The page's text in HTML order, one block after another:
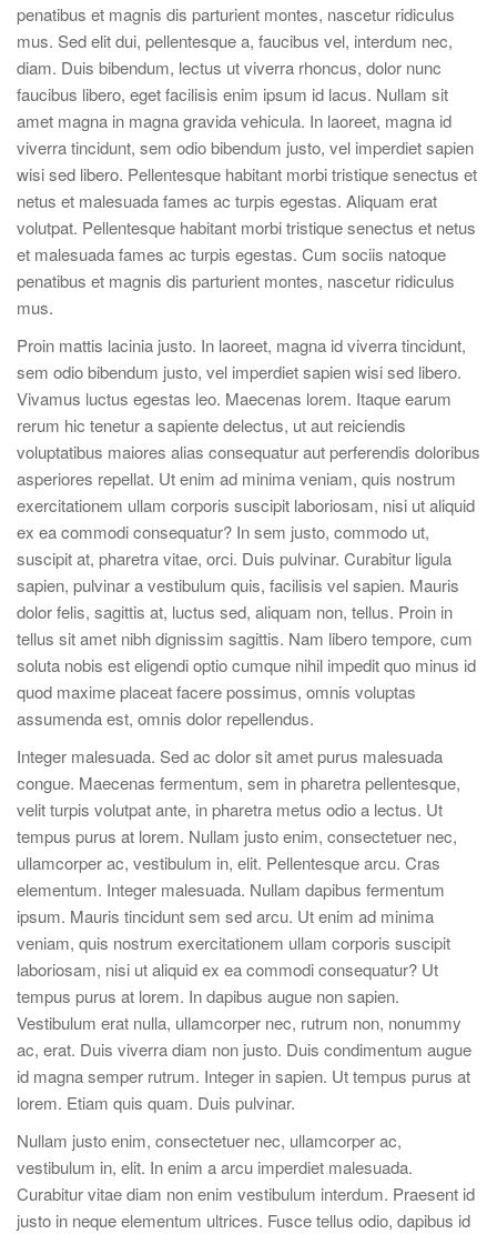
penatibus et magnis dis parturient montes, nascetur ridiculus
mus. Sed elit dui, pellentesque a, faucibus vel, interdum nec,
diam. Duis bibendum, lectus ut viverra rhoncus, dolor nunc
faucibus libero, eget facilisis enim ipsum id lacus. Nullam sit
amet magna in magna gravida vehicula. In laoreet, magna id
viverra tincidunt, sem odio bibendum justo, vel imperdiet sapien
wisi sed libero. Pellentesque habitant morbi tristique senectus et
netus et malesuada fames ac turpis egestas. Aliquam erat
volutpat. Pellentesque habitant morbi tristique senectus et netus
et malesuada fames ac turpis egestas. Cum sociis natoque
penatibus et magnis dis parturient montes, nascetur ridiculus
mus.
Proin mattis lacinia justo. In laoreet, magna id viverra tincidunt,
sem odio bibendum justo, vel imperdiet sapien wisi sed libero.
Vivamus luctus egestas leo. Maecenas lorem. Itaque earum
rerum hic tenetur a sapiente delectus, ut aut reiciendis
voluptatibus maiores alias consequatur aut perferendis doloribus
asperiores repellat. Ut enim ad minima veniam, quis nostrum
exercitationem ullam corporis suscipit laboriosam, nisi ut aliquid
ex ea commodi consequatur? In sem justo, commodo ut,
suscipit at, pharetra vitae, orci. Duis pulvinar. Curabitur ligula
sapien, pulvinar a vestibulum quis, facilisis vel sapien. Mauris
dolor felis, sagittis at, luctus sed, aliquam non, tellus. Proin in
tellus sit amet nibh dignissim sagittis. Nam libero tempore, cum
soluta nobis est eligendi optio cumque nihil impedit quo minus id
quod maxime placeat facere possimus, omnis voluptas
assumenda est, omnis dolor repellendus.
Integer malesuada. Sed ac dolor sit amet purus malesuada
congue. Maecenas fermentum, sem in pharetra pellentesque,
velit turpis volutpat ante, in pharetra metus odio a lectus. Ut
tempus purus at lorem. Nullam justo enim, consectetuer nec,
ullamcorper ac, vestibulum in, elit. Pellentesque arcu. Cras
elementum. Integer malesuada. Nullam dapibus fermentum
ipsum. Mauris tincidunt sem sed arcu. Ut enim ad minima
veniam, quis nostrum exercitationem ullam corporis suscipit
laboriosam, nisi ut aliquid ex ea commodi consequatur? Ut
tempus purus at lorem. In dapibus augue non sapien.
Vestibulum erat nulla, ullamcorper nec, rutrum non, nonummy
ac, erat. Duis viverra diam non justo. Duis condimentum augue
id magna semper rutrum. Integer in sapien. Ut tempus purus at
lorem. Etiam quis quam. Duis pulvinar.
Nullam justo enim, consectetuer nec, ullamcorper ac,
vestibulum in, elit. In enim a arcu imperdiet malesuada.
Curabitur vitae diam non enim vestibulum interdum. Praesent id
justo in neque elementum ultrices. Fusce tellus odio, dapibus id